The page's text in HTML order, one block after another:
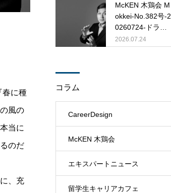
春に種
風の
当に
のだ
、充
McKEN 木鶏会 M
okkei-No.382号-2
0260724-ドラッ
カー P. F. Druck
er
2026.07.24
コラム
CareerDesign
McKEN 木鶏会
エキスパートニュース
留学生キャリアカフェ